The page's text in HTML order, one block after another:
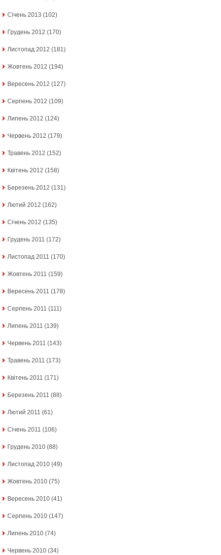
Січень 2013 (102)
Грудень 2012 (170)
Листопад 2012 (181)
Жовтень 2012 (194)
Вересень 2012 (127)
Серпень 2012 (109)
Липень 2012 (124)
Червень 2012 (179)
Травень 2012 (152)
Квітень 2012 (158)
Березень 2012 (131)
Лютий 2012 (162)
Січень 2012 (135)
Грудень 2011 (172)
Листопад 2011 (170)
Жовтень 2011 (159)
Вересень 2011 (178)
Серпень 2011 (111)
Липень 2011 (139)
Червень 2011 (143)
Травень 2011 (173)
Квітень 2011 (171)
Березень 2011 (88)
Лютий 2011 (61)
Січень 2011 (106)
Грудень 2010 (88)
Листопад 2010 (49)
Жовтень 2010 (75)
Вересень 2010 (41)
Серпень 2010 (147)
Липень 2010 (74)
Червень 2010 (34)